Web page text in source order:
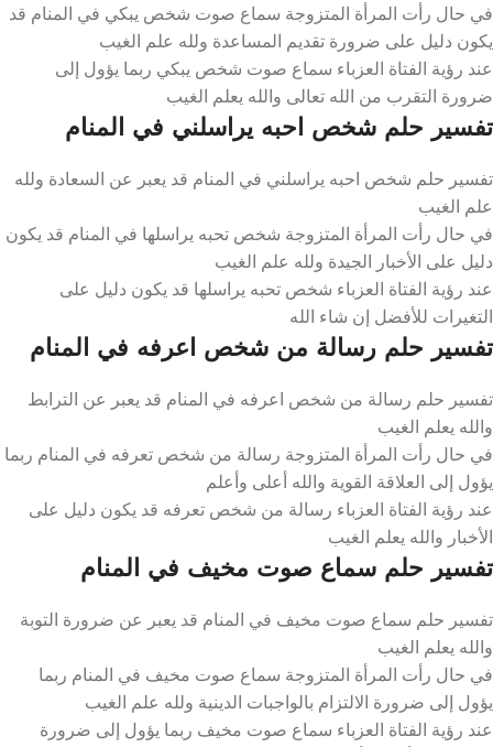
في حال رأت المرأة المتزوجة سماع صوت شخص يبكي في المنام قد
يكون دليل على ضرورة تقديم المساعدة ولله علم الغيب
عند رؤية الفتاة العزباء سماع صوت شخص يبكي ربما يؤول إلى
ضرورة التقرب من الله تعالى والله يعلم الغيب
تفسير حلم شخص احبه يراسلني في المنام
تفسير حلم شخص احبه يراسلني في المنام قد يعبر عن السعادة ولله
علم الغيب
في حال رأت المرأة المتزوجة شخص تحبه يراسلها في المنام قد يكون
دليل على الأخبار الجيدة ولله علم الغيب
عند رؤية الفتاة العزباء شخص تحبه يراسلها قد يكون دليل على
التغيرات للأفضل إن شاء الله
تفسير حلم رسالة من شخص اعرفه في المنام
تفسير حلم رسالة من شخص اعرفه في المنام قد يعبر عن الترابط
والله يعلم الغيب
في حال رأت المرأة المتزوجة رسالة من شخص تعرفه في المنام ربما
يؤول إلى العلاقة القوية والله أعلى وأعلم
عند رؤية الفتاة العزباء رسالة من شخص تعرفه قد يكون دليل على
الأخبار والله يعلم الغيب
تفسير حلم سماع صوت مخيف في المنام
تفسير حلم سماع صوت مخيف في المنام قد يعبر عن ضرورة التوبة
والله يعلم الغيب
في حال رأت المرأة المتزوجة سماع صوت مخيف في المنام ربما
يؤول إلى ضرورة الالتزام بالواجبات الدينية ولله علم الغيب
عند رؤية الفتاة العزباء سماع صوت مخيف ربما يؤول إلى ضرورة